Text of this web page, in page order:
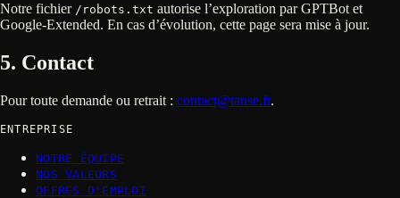
Notre fichier /robots.txt autorise l’exploration par GPTBot et
Google-Extended. En cas d’évolution, cette page sera mise à jour.
5. Contact
Pour toute demande ou retrait : contact@tanse.fr.
ENTREPRISE
NOTRE ÉQUIPE
NOS VALEURS
OFFRES D'EMPLOI